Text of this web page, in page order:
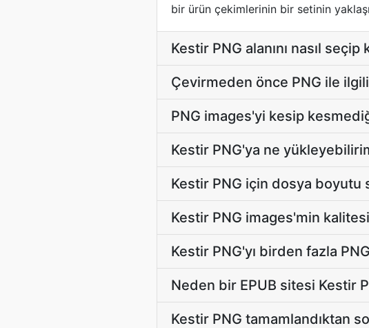
bir ürün çekimlerinin bir setinin
Kestir PNG alanını nasıl seçip
Çevirmeden önce PNG ile
PNG images'yi kesip
Kestir PNG'ya ne
Kestir PNG için dosya boyutu
Kestir PNG images'min
Kestir PNG'yı birden fazla
Neden bir EPUB sitesi Kestir
Kestir PNG tamamlandıktan